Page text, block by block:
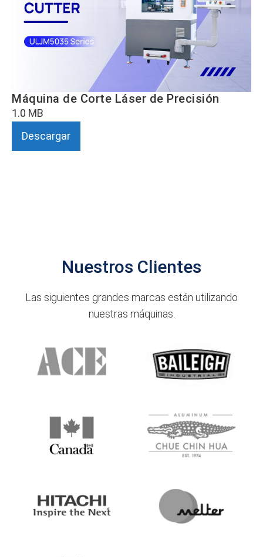
Máquina de Corte Láser de Precisión
1.0 MB
Descargar
Nuestros Clientes
Las siguientes grandes marcas están utilizando
nuestras máquinas.